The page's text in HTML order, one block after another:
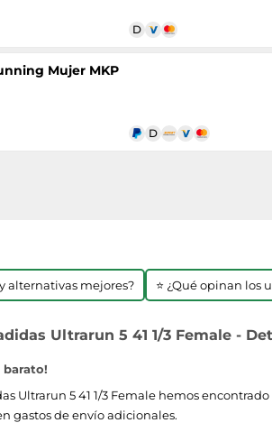
Mujer MKP
alternativas mejores? ⭐ ¿Qué opinan los
Ultrarun 5 41 1/3 Female -
barato!
Ultrarun 5 41 1/3 Female hemos
gastos de envío adicionales.